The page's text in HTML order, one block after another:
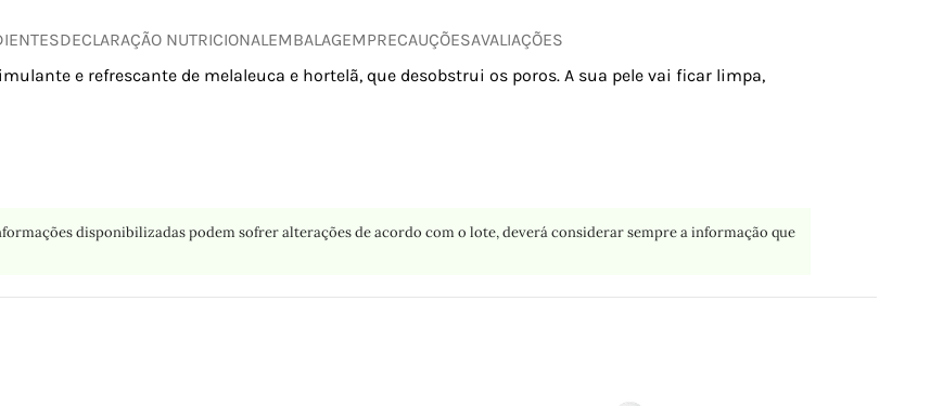
DECLARAÇÃO NUTRICIONAL EMBALAGEMPRECAUÇÕESAVALIAÇÕES
e refrescante de melaleuca e hortelã, que desobstrui os poros. A sua pele vai ficar limpa,
disponibilizadas podem sofrer alterações de acordo com o lote, deverá considerar sempre a informação que